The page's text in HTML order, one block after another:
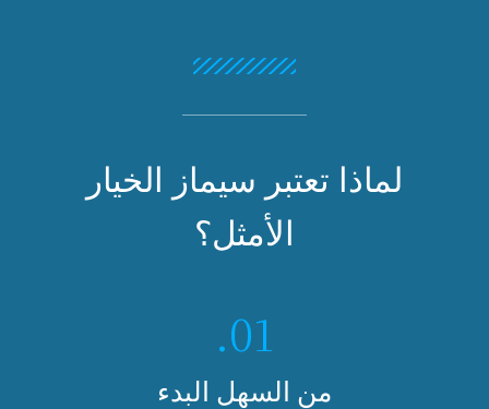
لماذا تعتبر سيماز الخيار
الأمثل؟
01.
من السهل البدء